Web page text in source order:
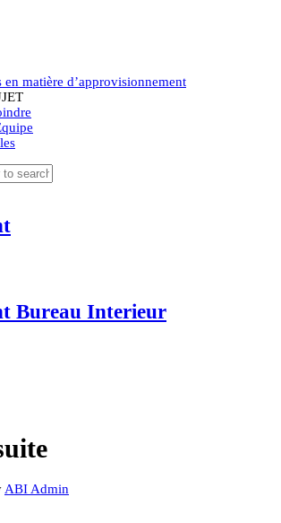
en matière d’approvisionnement
Bureau Interieur
ABI Admin